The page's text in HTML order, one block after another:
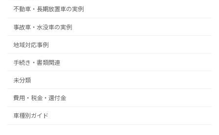
不動車・長期放置車の実例
事故車・水没車の実例
地域対応事例
手続き・書類関連
未分類
費用・税金・還付金
車種別ガイド